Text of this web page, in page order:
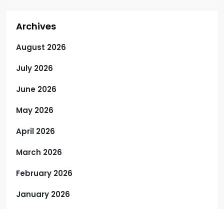
Archives
August 2026
July 2026
June 2026
May 2026
April 2026
March 2026
February 2026
January 2026